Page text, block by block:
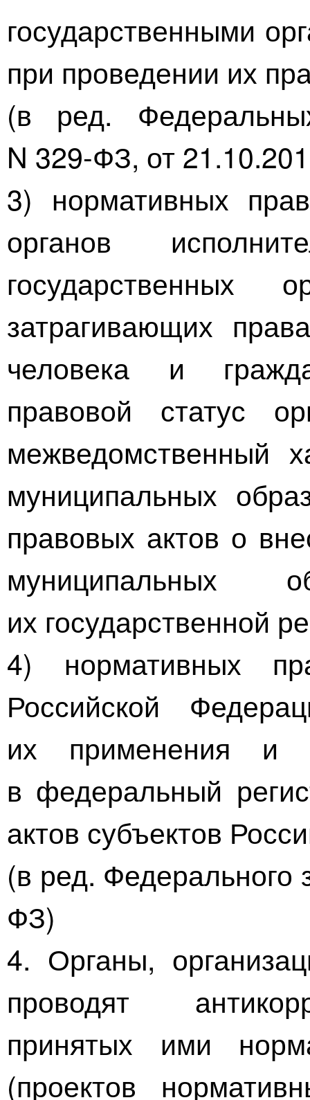
государственными
при проведении их
(в ред.
N 329-ФЗ, от
3) нормативных
органов
государственных
затрагивающих
человека и
правовой статус
межведомственный
муниципальных
правовых актов о
их государственной
4) нормативных
Российской
их применения и
в федеральный
актов субъектов
(в ред. Федерального
ФЗ)
4. Органы,
проводят
принятых ими
(проектов